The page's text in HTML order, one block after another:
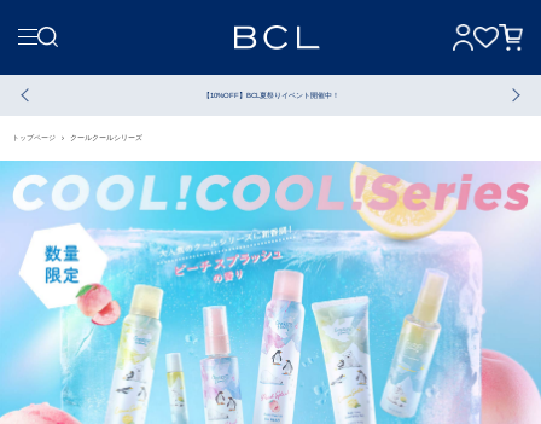
【10%OFF】BCL夏祭りイベント開催中！
トップページ クールクールシリーズ